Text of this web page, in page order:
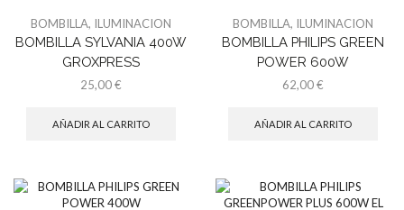
BOMBILLA, ILUMINACION
BOMBILLA SYLVANIA 400W
GROXPRESS
25,00€
AÑADIR AL CARRITO
BOMBILLA, ILUMINACION
BOMBILLA PHILIPS GREEN
POWER 600W
62,00€
AÑADIR AL CARRITO